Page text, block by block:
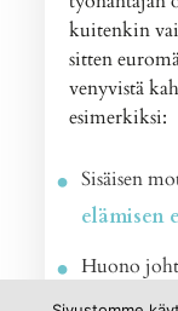
kuitenkin
sitten
venyvistä
esimerkiksi:
Sisäisen
elämisen
Huono
jatkuvalla